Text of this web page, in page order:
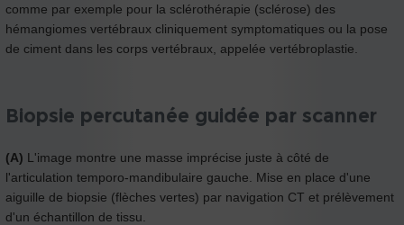
comme par exemple pour la sclérothérapie (sclérose) des
hémangiomes vertébraux cliniquement symptomatiques ou la pose
de ciment dans les corps vertébraux, appelée vertébroplastie.
Biopsie percutanée guidée par scanner
(A) L'image montre une masse imprécise juste à côté de
l'articulation temporo-mandibulaire gauche. Mise en place d'une
aiguille de biopsie (flèches vertes) par navigation CT et prélèvement
d'un échantillon de tissu.